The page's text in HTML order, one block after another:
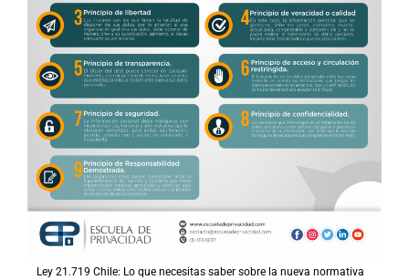
Ley 21.719 Chile: Lo que necesitas saber sobre la nueva normativa